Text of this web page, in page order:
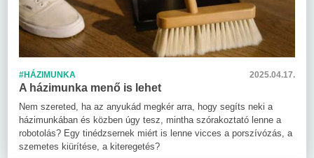
#HÁZIMUNKA 2025.04.17.
A házimunka menő is lehet
Nem szereted, ha az anyukád megkér arra, hogy segíts neki a
házimunkában és közben úgy tesz, mintha szórakoztató lenne a
robotolás? Egy tinédzsernek miért is lenne vicces a porszívózás, a
szemetes kiürítése, a kiteregetés?